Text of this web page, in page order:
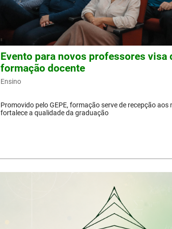
Evento para novos professores visa
formação docente
Ensino
Promovido pelo GEPE, formação serve de recepção aos
fortalece a qualidade da graduação